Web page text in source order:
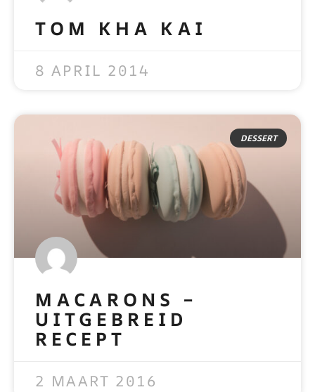
TOM KHA KAI
8 APRIL 2014
DESSERT
MACARONS –
UITGEBREID
RECEPT
2 MAART 2016